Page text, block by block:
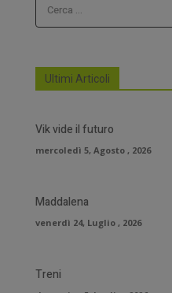
Cerca ...
Ultimi Articoli
Vik vide il futuro
mercoledì 5, Agosto , 2026
Maddalena
venerdì 24, Luglio , 2026
Treni